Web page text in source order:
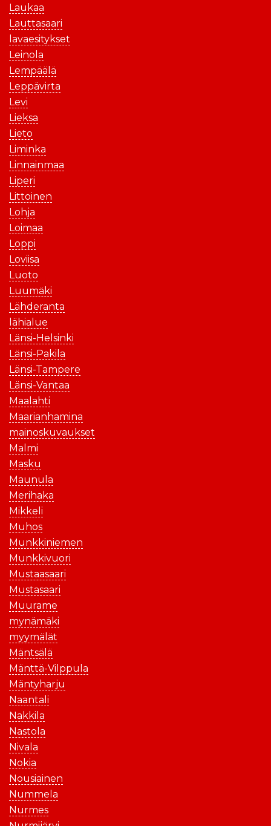
Laukaa
Lauttasaari
lavaesitykset
Leinola
Lempäälä
Leppävirta
Levi
Lieksa
Lieto
Liminka
Linnainmaa
Liperi
Littoinen
Lohja
Loimaa
Loppi
Loviisa
Luoto
Luumäki
Lähderanta
lähialue
Länsi-Helsinki
Länsi-Pakila
Länsi-Tampere
Länsi-Vantaa
Maalahti
Maarianhamina
mainoskuvaukset
Malmi
Masku
Maunula
Merihaka
Mikkeli
Muhos
Munkkiniemen
Munkkivuori
Mustaasaari
Mustasaari
Muurame
mynämäki
myymälät
Mäntsälä
Mänttä-Vilppula
Mäntyharju
Naantali
Nakkila
Nastola
Nivala
Nokia
Nousiainen
Nummela
Nurmes